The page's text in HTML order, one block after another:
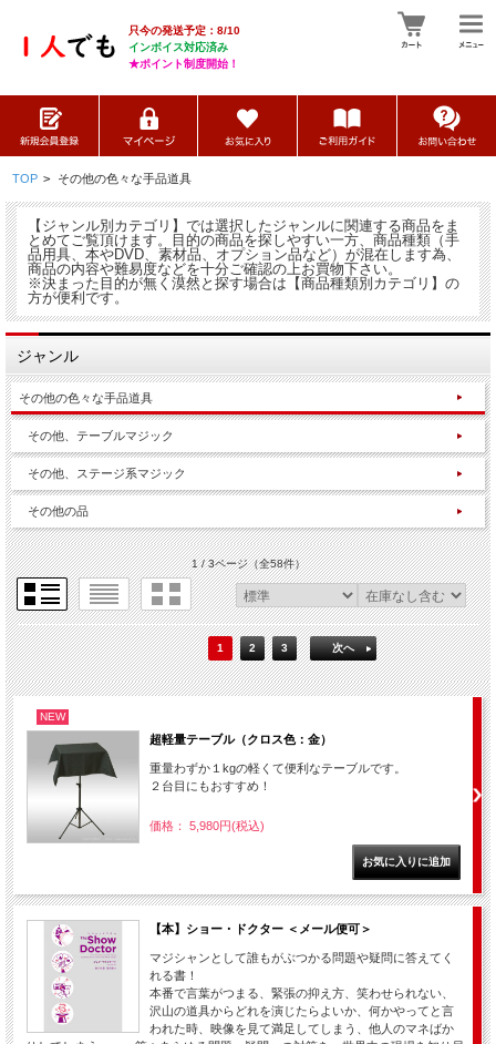
只今の発送予定：8/10
インボイス対応済み
★ポイント制度開始！
TOP > その他の色々な手品道具
【ジャンル別カテゴリ】では選択したジャンルに関連する商品をま
とめてご覧頂けます。目的の商品を探しやすい一方、商品種類（手
品用具、本やDVD、素材品、オプション品など）が混在します為、
商品の内容や難易度などを十分ご確認の上お買物下さい。
※決まった目的が無く漠然と探す場合は【商品種類別カテゴリ】の
方が便利です。
ジャンル
その他の色々な手品道具
その他、テーブルマジック
その他、ステージ系マジック
その他の品
1 / 3ページ（全58件）
1 2 3 次へ
NEW
超軽量テーブル（クロス色：金）
重量わずか１kgの軽くて便利なテーブルです。
２台目にもおすすめ！
価格： 5,980円(税込)
【本】ショー・ドクター ＜メール便可＞
マジシャンとして誰もがぶつかる問題や疑問に答えてく
れる書！
本番で言葉がつまる、緊張の抑え方、笑わせられない、
沢山の道具からどれを演じたらよいか、何かやってと言
われた時、映像を見て満足してしまう、他人のマネばか